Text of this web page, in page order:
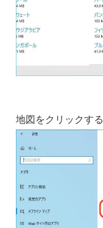
地図をクリックす